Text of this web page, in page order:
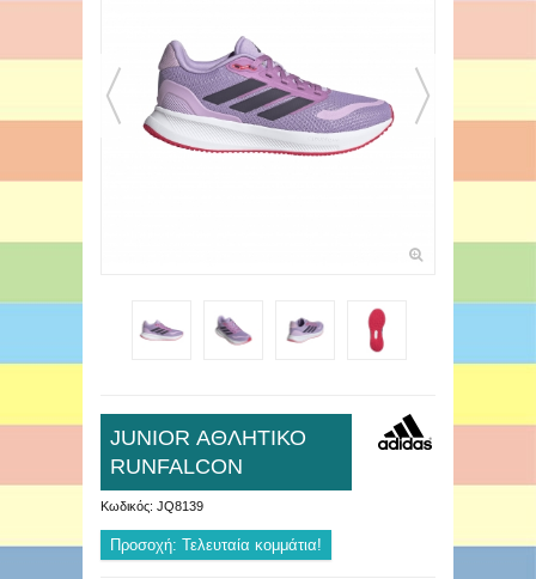
JUNIOR ΑΘΛΗΤΙΚΟ
RUNFALCON
Κωδικός: JQ8139
Προσοχή: Τελευταία κομμάτια!